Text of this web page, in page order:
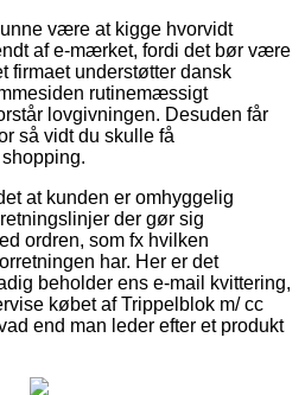
være at kigge hvorvidt
af e-mærket, fordi det bør være
firmaet understøtter dansk
rutinemæssigt
lovgivningen. Desuden får
så vidt du skulle få
at kunden er omhyggelig
der gør sig
ordren, som fx hvilken
har. Her er det
beholder ens e-mail kvittering,
købet af Trippelblok m/ cc
end man leder efter et produkt